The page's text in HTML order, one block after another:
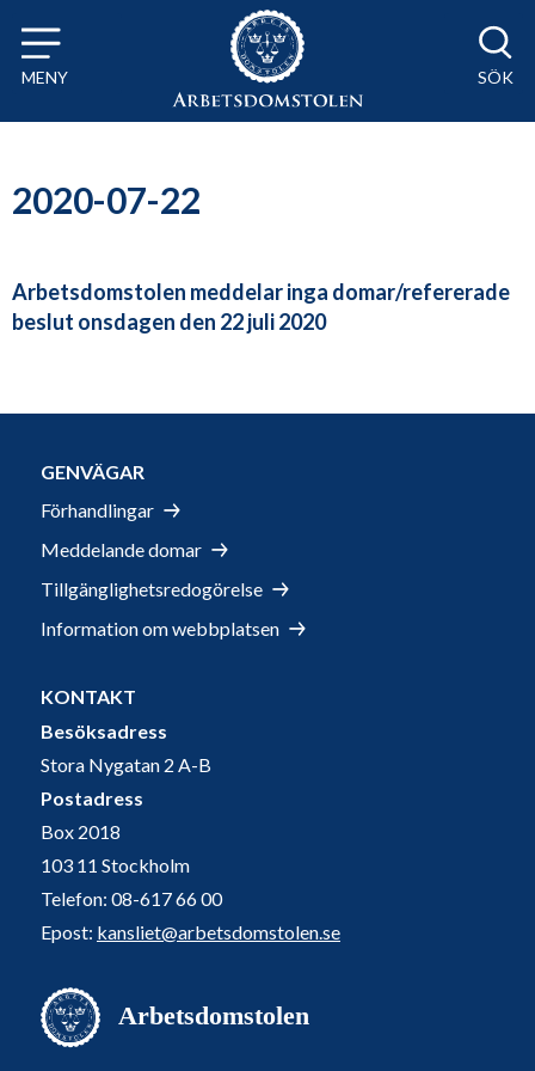
Till innehåll på sidan x
MENY SÖK
2020-07-22
Arbetsdomstolen meddelar inga domar/refererade
beslut onsdagen den 22 juli 2020
GENVÄGAR
Förhandlingar
Meddelande domar
Tillgänglighetsredogörelse
Information om webbplatsen
KONTAKT
Besöksadress
Stora Nygatan 2 A-B
Postadress
Box 2018
103 11 Stockholm
Telefon: 08-617 66 00
Epost: kansliet@arbetsdomstolen.se